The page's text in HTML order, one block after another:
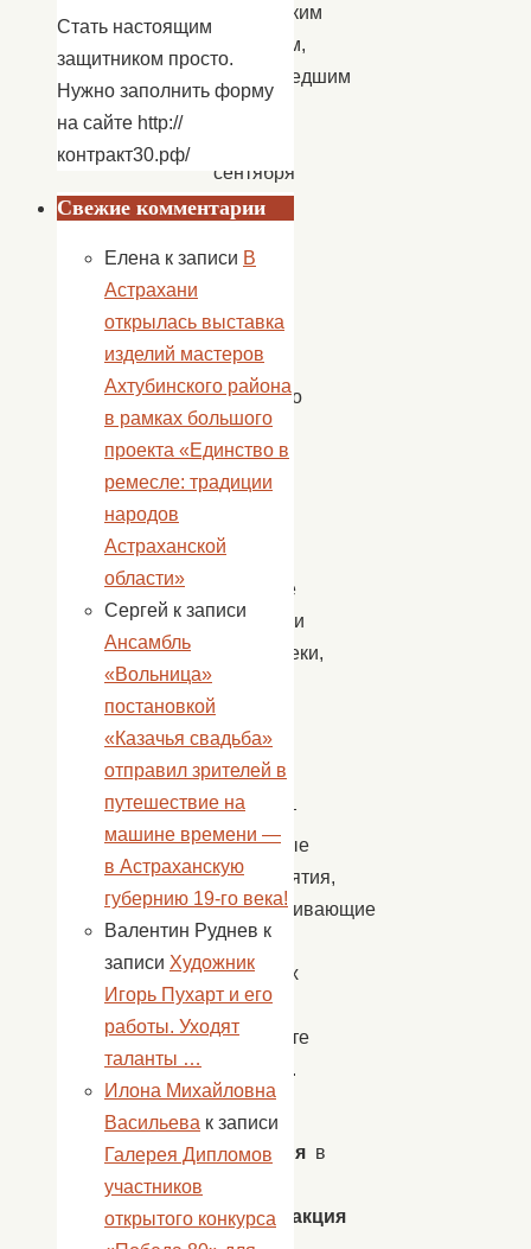
трагическим
событиям,
произошедшим
сентября
2004
в
Беслане.
Уже
несколько
лет
подряд
в
Пологое
Займище
работники
библиотеки,
культуры
и
школы
проводят
различные
мероприятия,
увековечивающие
память
погибших
в
результате
терактов.
7
сентября в
прошла
акция
Стать настоящим
защитником просто.
Нужно заполнить форму
на сайте http://
контракт30.рф/
Свежие комментарии
Елена к записи В
Астрахани
открылась выставка
изделий мастеров
Ахтубинского района
в рамках большого
проекта «Единство в
ремесле: традиции
народов
Астраханской
области»
Сергей к записи
Ансамбль
«Вольница»
постановкой
«Казачья свадьба»
отправил зрителей в
путешествие на
машине времени —
в Астраханскую
губернию 19-го века!
Валентин Руднев к
записи Художник
Игорь Пухарт и его
работы. Уходят
таланты …
Илона Михайловна
Васильева к записи
Галерея Дипломов
участников
открытого конкурса